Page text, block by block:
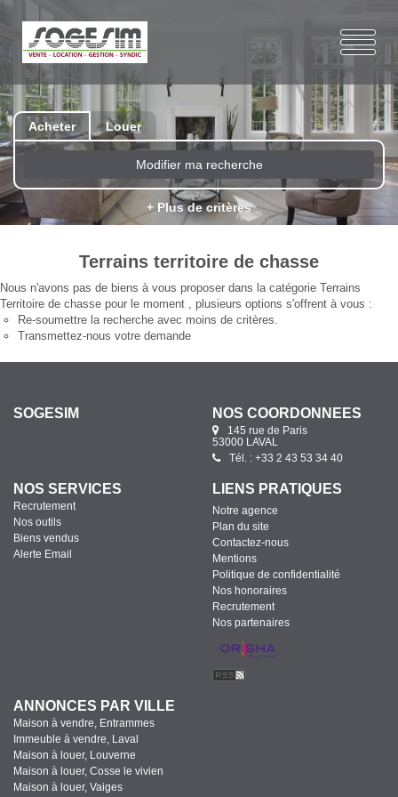
Acheter Louer
Modifier ma recherche
+ Plus de critères
Terrains territoire de chasse
Nous n'avons pas de biens à vous proposer dans la catégorie Terrains
Territoire de chasse pour le moment , plusieurs options s'offrent à vous :
Re-soumettre la recherche avec moins de critères.
Transmettez-nous votre demande
SOGESIM NOS COORDONNÉES
145 rue de Paris
53000 LAVAL
Tél. : +33 2 43 53 34 40
NOS SERVICES
Recrutement
Nos outils
Biens vendus
Alerte Email
LIENS PRATIQUES
Notre agence
Plan du site
Contactez-nous
Mentions
Politique de confidentialité
Nos honoraires
Recrutement
Nos partenaires
ANNONCES PAR VILLE
Maison à vendre, Entrammes
Immeuble à vendre, Laval
Maison à louer, Louverne
Maison à louer, Cosse le vivien
Maison à louer, Vaiges